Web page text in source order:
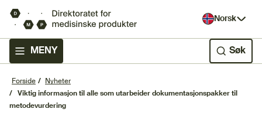
Norsk
MENY Søk
Forside
Nyheter
Viktig informasjon til alle som utarbeider dokumentasjonspakker til
metodevurdering